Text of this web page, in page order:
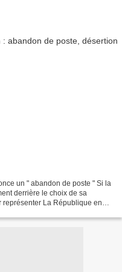
un " abandon de poste " Si la
derrière le choix de sa
La République en